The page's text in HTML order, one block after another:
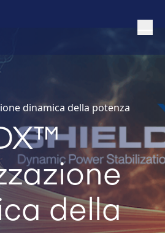
dinamica della potenza
della